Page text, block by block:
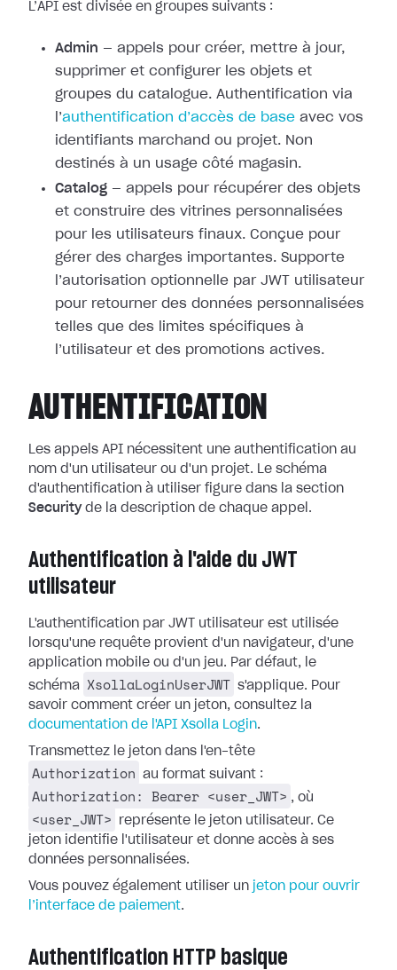
L’API est divisée en groupes suivants :
Admin — appels pour créer, mettre à jour,
supprimer et configurer les objets et
groupes du catalogue. Authentification via
l’authentification d’accès de base avec vos
identifiants marchand ou projet. Non
destinés à un usage côté magasin.
Catalog — appels pour récupérer des objets
et construire des vitrines personnalisées
pour les utilisateurs finaux. Conçue pour
gérer des charges importantes. Supporte
l’autorisation optionnelle par JWT utilisateur
pour retourner des données personnalisées
telles que des limites spécifiques à
l’utilisateur et des promotions actives.
AUTHENTIFICATION
Les appels API nécessitent une authentification au
nom d'un utilisateur ou d'un projet. Le schéma
d'authentification à utiliser figure dans la section
Securityde la description de chaque appel.
Authentification à l'aide du JWT
utilisateur
L'authentification par JWT utilisateur est utilisée
lorsqu'une requête provient d'un navigateur, d'une
application mobile ou d'un jeu. Par défaut, le
schéma
XsollaLoginUserJWT s'applique. Pour
savoir comment créer un jeton, consultez la
documentation de l'API Xsolla Login.
Transmettez le jeton dans l'en-tête
Authorization au format suivant :
Authorization: Bearer <user_JWT> , où
<user_JWT>
représente le jeton utilisateur. Ce
jeton identifie l'utilisateur et donne accès à ses
données personnalisées.
Vous pouvez également utiliser un jeton pour ouvrir
l’interface de paiement.
Authentification HTTP basique